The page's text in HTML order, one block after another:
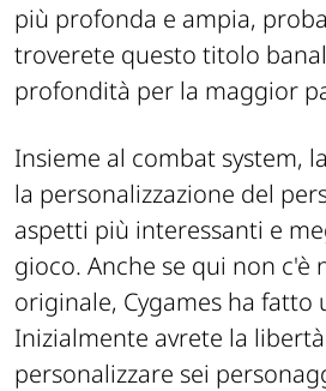
più profonda e ampia,
troverete questo titolo
profondità per la maggior
Insieme al combat system,
la personalizzazione del
aspetti più interessanti e
gioco. Anche se qui non c'è
originale, Cygames ha
Inizialmente avrete la
personalizzare sei